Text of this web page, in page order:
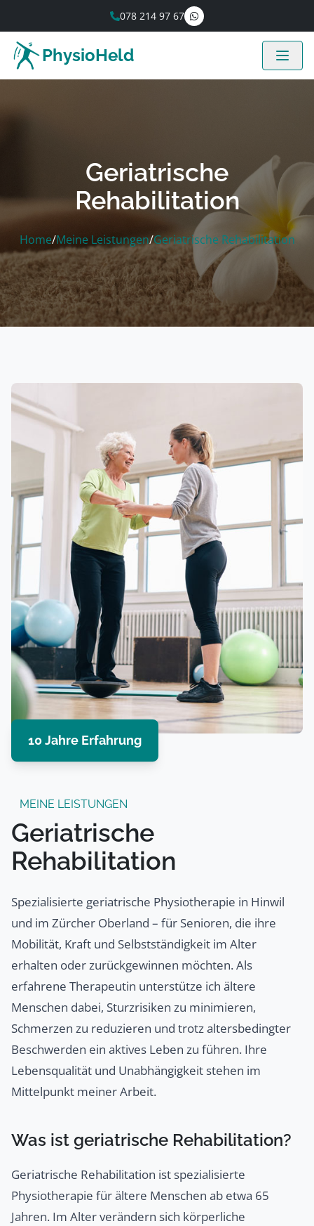
078 214 97 67
PhysioHeld
Geriatrische
Rehabilitation
Home/Meine Leistungen/Geriatrische Rehabilitation
10 Jahre Erfahrung
MEINE LEISTUNGEN
Geriatrische
Rehabilitation
Spezialisierte geriatrische Physiotherapie in Hinwil
und im Zürcher Oberland – für Senioren, die ihre
Mobilität, Kraft und Selbstständigkeit im Alter
erhalten oder zurückgewinnen möchten. Als
erfahrene Therapeutin unterstütze ich ältere
Menschen dabei, Sturzrisiken zu minimieren,
Schmerzen zu reduzieren und trotz altersbedingter
Beschwerden ein aktives Leben zu führen. Ihre
Lebensqualität und Unabhängigkeit stehen im
Mittelpunkt meiner Arbeit.
Was ist geriatrische Rehabilitation?
Geriatrische Rehabilitation ist spezialisierte
Physiotherapie für ältere Menschen ab etwa 65
Jahren. Im Alter verändern sich körperliche